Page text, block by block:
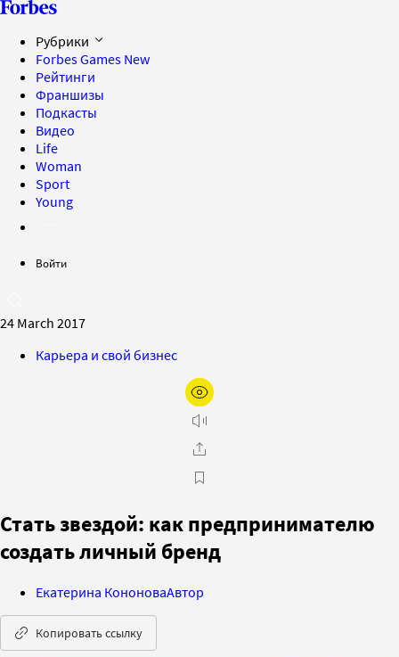
Рубрики
Forbes Games New
Рейтинги
Франшизы
Подкасты
Видео
Life
Woman
Sport
Young
Войти
24 March 2017
Карьера и свой бизнес
Стать звездой: как предпринимателю
создать личный бренд
Екатерина КононоваАвтор
Копировать ссылку